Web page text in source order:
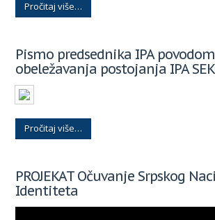
Pročitaj više…
Pismo predsednika IPA
obeležavanja postojanja IPA
Pročitaj više…
PROJEKAT Očuvanje Srpskog
Identiteta